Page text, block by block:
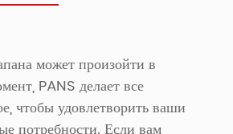
может произойти в
PANS делает все
чтобы удовлетворить ваши